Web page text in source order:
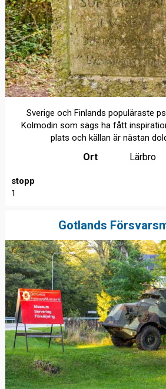
Sverige och Finlands populäraste
Kolmodin som sägs ha fått
plats och källan är nästan
Ort Lärbro
stopp
1
Gotlands